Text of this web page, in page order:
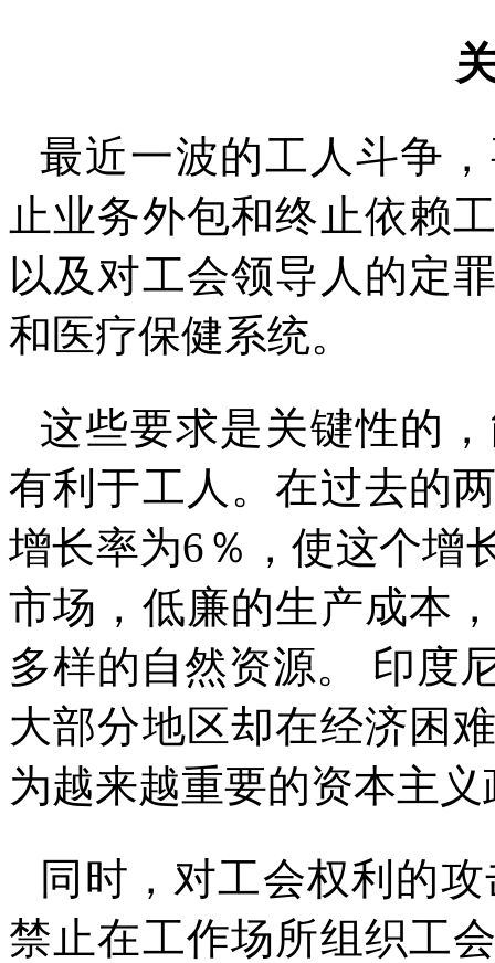
最近一波的工人斗争
止业务外包和终止依赖
以及对工会领导人的定
和医疗保健系统。
这些要求是关键性的
有利于工人。在过去的
增长率为6 ％，使这个增
市场，低廉的生产成本
多样的自然资源。
印度
大部分地区却在经济困
为越来越重要的资本主
同时，对工会权利的
禁止在工作场所组织工